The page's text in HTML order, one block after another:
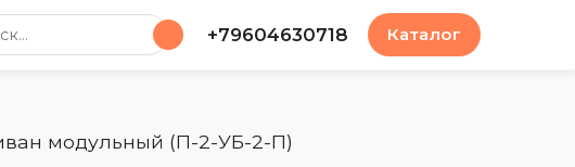
по сайту +79604630718 Каталог
модульный (П-2-УБ-2-П)